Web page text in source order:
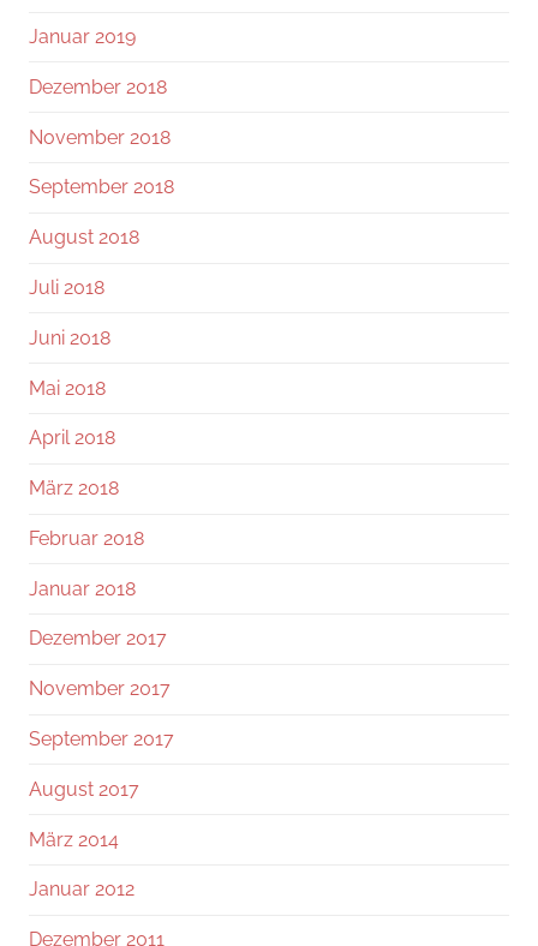
Januar 2019
Dezember 2018
November 2018
September 2018
August 2018
Juli 2018
Juni 2018
Mai 2018
April 2018
März 2018
Februar 2018
Januar 2018
Dezember 2017
November 2017
September 2017
August 2017
März 2014
Januar 2012
Dezember 2011